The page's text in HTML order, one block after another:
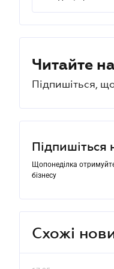
Читайте
Підпишіться,
Підпишіться
Щопонеділка
бізнесу
Схожі